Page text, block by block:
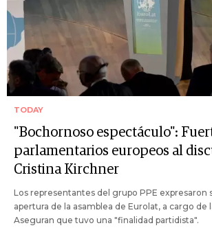
TODAY
"Bochornoso espectáculo":
parlamentarios europeos al
Cristina Kirchner
Los representantes del grupo PPE expresaron
apertura de la asamblea de Eurolat, a cargo de
Aseguran que tuvo una "finalidad partidista".